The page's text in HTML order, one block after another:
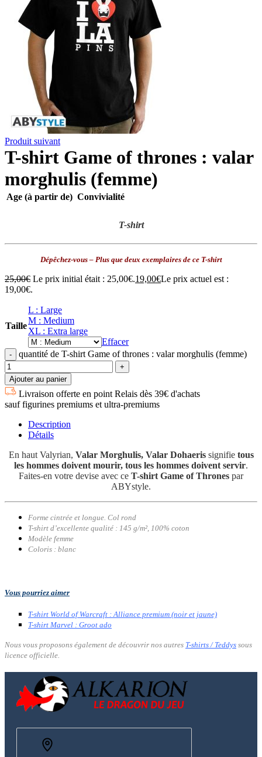
Produit suivant
T-shirt Game of thrones : valar
morghulis (femme)
Age (à partir de) Convivialité
T-shirt
Dépêchez-vous – Plus que deux exemplaires de ce T-shirt
25,00€ Le prix initial était : 25,00€.19,00€Le prix actuel est :
19,00€.
Taille
L : Large
M : Medium
XL : Extra large
Effacer
quantité de T-shirt Game of thrones : valar morghulis (femme)
Ajouter au panier
Livraison offerte en point Relais dès 39€ d'achats
sauf figurines premiums et ultra-premiums
Description
Détails
En haut Valyrian, Valar Morghulis, Valar Dohaerissignifie tous
les hommes doivent mourir, tous les hommes doivent servir.
Faites-en votre devise avec ce T-shirt Game of Thrones par
ABYstyle.
Forme cintrée et longue. Col rond
T-shirt d’excellente qualité : 145 g/m², 100% coton
Modèle femme
Coloris : blanc
Vous pourriez aimer
T-shirt World of Warcraft : Alliance premium (noir et jaune)
T-shirt Marvel : Groot ado
Nous vous proposons également de découvrir nos autres T-shirts / Teddys sous
licence officielle.